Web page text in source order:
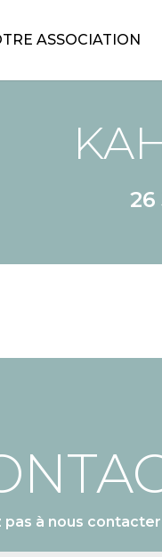
ASSOCIATION
26
pas à nous